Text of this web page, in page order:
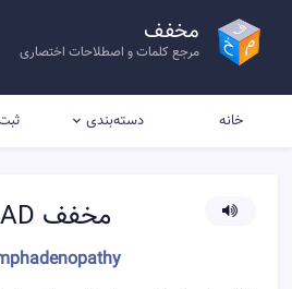
مخفف
مرجع کلمات و اصطلاحات اختصاری
خانه دسته‌بندی
مخفف